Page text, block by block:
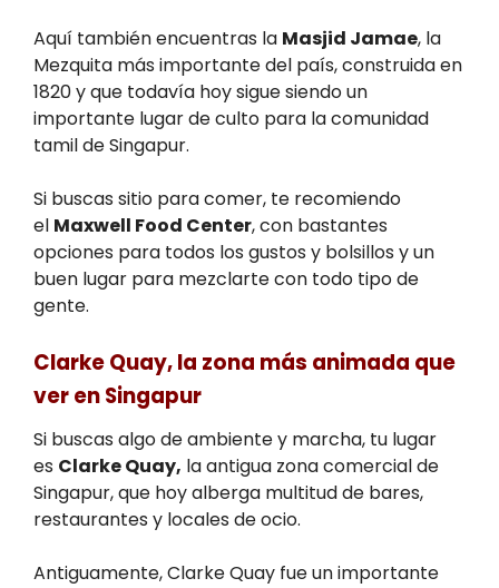
Aquí también encuentras la Masjid Jamae, la
Mezquita más importante del país, construida en
1820 y que todavía hoy sigue siendo un
importante lugar de culto para la comunidad
tamil de Singapur.
Si buscas sitio para comer, te recomiendo
el Maxwell Food Center, con bastantes
opciones para todos los gustos y bolsillos y un
buen lugar para mezclarte con todo tipo de
gente.
Clarke Quay, la zona más animada que
ver en Singapur
Si buscas algo de ambiente y marcha, tu lugar
es Clarke Quay, la antigua zona comercial de
Singapur, que hoy alberga multitud de bares,
restaurantes y locales de ocio.
Antiguamente, Clarke Quay fue un importante